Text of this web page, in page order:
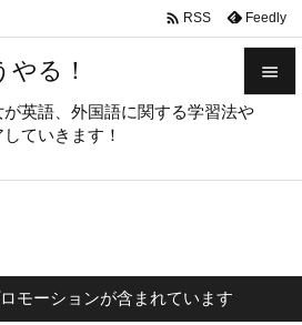
る！
が英語、外国語に関する学習法や
ていきます！


 RSS Feedly
モーションが含まれています